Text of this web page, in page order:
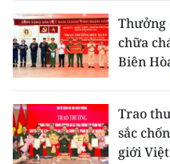
Thưởng
chữa
Biên
Trao
sắc
giới